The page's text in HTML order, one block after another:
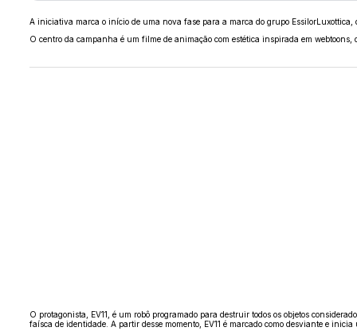
A iniciativa marca o início de uma nova fase para a marca do grupo
O centro da campanha é um filme de animação com estética inspirada em
O protagonista, EV11, é um robô programado para destruir todos os objetos
faísca de identidade. A partir desse momento, EV11 é marcado como desviante e